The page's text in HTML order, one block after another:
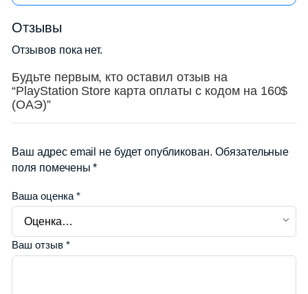
Ответ
1 год с момента активации. После истечения
срока, средства на карте становятся
недоступными, и они не могут быть
восстановлены. Убедитесь в том, что
Отзывы
Отзывов пока нет.
Будьте первым, кто оставил отзыв на
“PlayStation Store карта оплаты с кодом на 160$
(ОАЭ)”
Ваш адрес email не будет опубликован. Обязательные
поля помечены*
Ваша оценка *
Ваш отзыв *